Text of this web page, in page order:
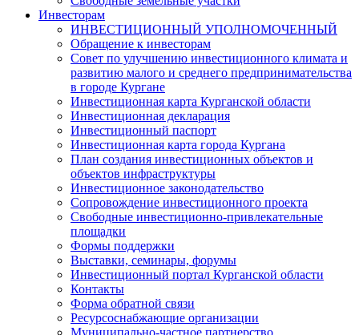
Инвесторам
ИНВЕСТИЦИОННЫЙ УПОЛНОМОЧЕННЫЙ
Обращение к инвесторам
Совет по улучшению инвестиционного климата и
развитию малого и среднего предпринимательства
в городе Кургане
Инвестиционная карта Курганской области
Инвестиционная декларация
Инвестиционный паспорт
Инвестиционная карта города Кургана
План создания инвестиционных объектов и
объектов инфраструктуры
Инвестиционное законодательство
Сопровождение инвестиционного проекта
Свободные инвестиционно-привлекательные
площадки
Формы поддержки
Выставки, семинары, форумы
Инвестиционный портал Курганской области
Контакты
Форма обратной связи
Ресурсоснабжающие организации
Муниципально-частное партнерство